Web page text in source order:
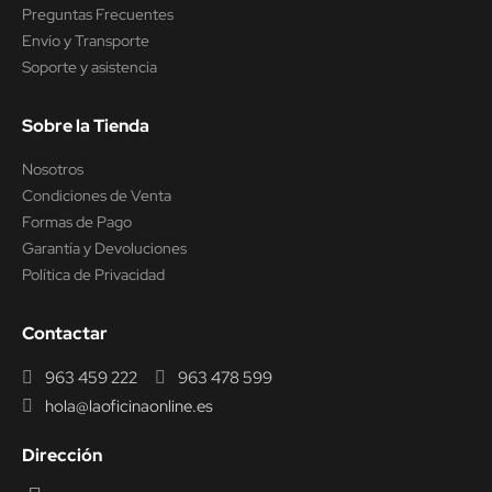
Preguntas Frecuentes
Envío y Transporte
Soporte y asistencia
Sobre la Tienda
Nosotros
Condiciones de Venta
Formas de Pago
Garantía y Devoluciones
Política de Privacidad
Contactar
963 459 222
963 478 599
hola@laoficinaonline.es
Dirección